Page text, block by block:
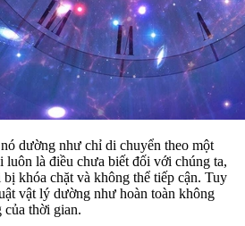
dường như chỉ di chuyển theo một
là điều chưa biết đối với chúng ta,
khóa chặt và không thể tiếp cận. Tuy
vật lý dường như hoàn toàn không
của thời gian.